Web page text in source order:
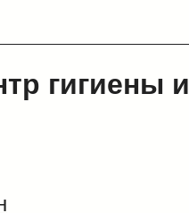
гигиены и